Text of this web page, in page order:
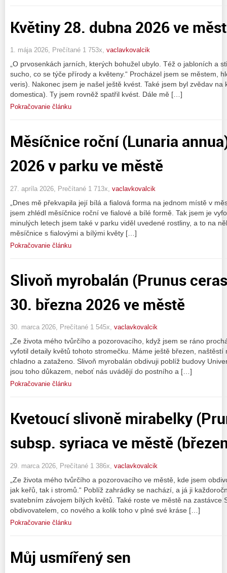
Květiny 28. dubna 2026 ve
1. mája 2026, Prečítané 1 753x, vaclavkovalcik
„O prvosenkách jarních, kterých bohužel ubylo. Též o jabloních a
sucho, co se týče přírody a květeny.“ Procházel jsem se městem,
veris). Nakonec jsem je našel ještě kvést. Také jsem byl zvědav
domestica). Ty jsem rovněž spatřil kvést. Dále mě […]
Pokračovanie článku
Měsíčnice roční (Lunaria
2026 v parku ve městě
27. apríla 2026, Prečítané 1 713x, vaclavkovalcik
„Dnes mě překvapila její bílá a fialová forma na jednom místě v
jsem zhlédl měsíčnice roční ve fialové a bílé formě. Tak jsem je
minulých letech jsem také v parku viděl uvedené rostliny, a to na
měsíčnice s fialovými a bílými květy […]
Pokračovanie článku
Slivoň myrobalán (Prunus
30. března 2026 ve městě
30. marca 2026, Prečítané 1 545x, vaclavkovalcik
„Ze života mého tvůrčího a pozorovacího, když jsem se ráno
vyfotil detaily květů tohoto stromečku. Máme ještě březen, naštěstí
chladno a zataženo. Slivoň myrobalán obdivuji poblíž budovy
jsou toho důkazem, neboť nás uvádějí do postního a […]
Pokračovanie článku
Kvetoucí slivoně mirabelky
subsp. syriaca ve městě
29. marca 2026, Prečítané 1 386x, vaclavkovalcik
„Ze života mého tvůrčího a pozorovacího ve městě, kde jsem
jak keřů, tak i stromů.“ Poblíž zahrádky se nachází, a já ji
svatebním závojem bílých květů. Také roste ve městě na zastávce
obdivovatelem, co nového a kolik toho v plné své kráse […]
Pokračovanie článku
Můj usmířený sen